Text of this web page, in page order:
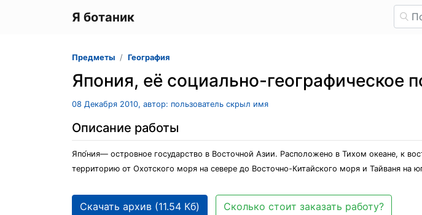
Я ботаник
Предметы География
Япония, её социально-географическое
08 Декабря 2010, автор: пользователь скрыл имя
Описание работы
Япо́ния— островное государство в Восточной Азии. Расположено в Тихом океане, к
территорию от Охотского моря на севере до Восточно-Китайского моря и Тайваня на
Скачать архив (11.54 Кб) Сколько стоит заказать работу?